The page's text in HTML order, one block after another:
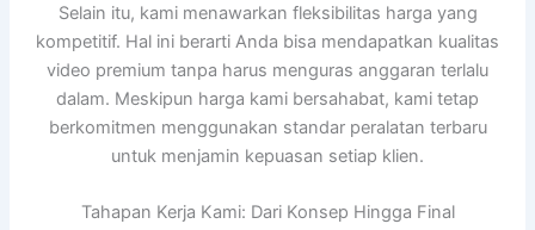
Selain itu, kami menawarkan fleksibilitas harga yang
kompetitif. Hal ini berarti Anda bisa mendapatkan kualitas
video premium tanpa harus menguras anggaran terlalu
dalam. Meskipun harga kami bersahabat, kami tetap
berkomitmen menggunakan standar peralatan terbaru
untuk menjamin kepuasan setiap klien.
Tahapan Kerja Kami: Dari Konsep Hingga Final